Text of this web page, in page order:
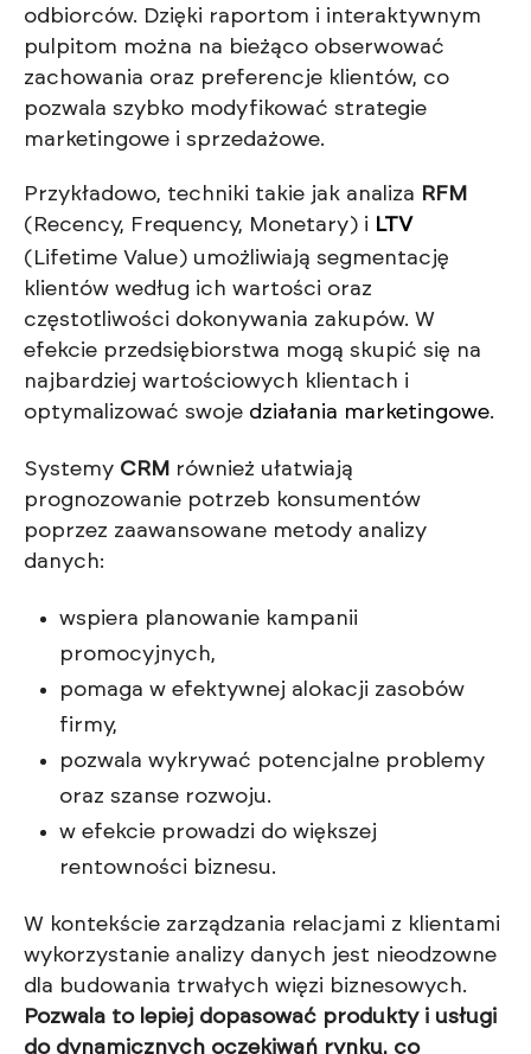
odbiorców. Dzięki raportom i interaktywnym
pulpitom można na bieżąco obserwować
zachowania oraz preferencje klientów, co
pozwala szybko modyfikować strategie
marketingowe i sprzedażowe.
Przykładowo, techniki takie jak analiza RFM
(Recency, Frequency, Monetary) i LTV
(Lifetime Value) umożliwiają segmentację
klientów według ich wartości oraz
częstotliwości dokonywania zakupów. W
efekcie przedsiębiorstwa mogą skupić się na
najbardziej wartościowych klientach i
optymalizować swoje działania marketingowe.
Systemy CRM również ułatwiają
prognozowanie potrzeb konsumentów
poprzez zaawansowane metody analizy
danych:
wspiera planowanie kampanii
promocyjnych,
pomaga w efektywnej alokacji zasobów
firmy,
pozwala wykrywać potencjalne problemy
oraz szanse rozwoju.
w efekcie prowadzi do większej
rentowności biznesu.
W kontekście zarządzania relacjami z klientami
wykorzystanie analizy danych jest nieodzowne
dla budowania trwałych więzi biznesowych.
Pozwala to lepiej dopasować produkty i usługi
do dynamicznych oczekiwań rynku, co